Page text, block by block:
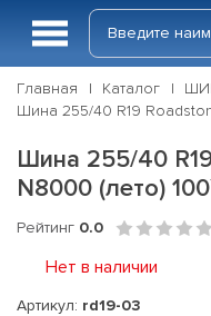
Главная Каталог
Шина 255/40 R19
Шина 255/40
N8000 (лето)
Рейтинг 0.0
Нет в наличии
Артикул: rd19-03